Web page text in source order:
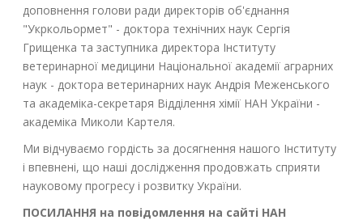
доповнення голови ради директорів об'єднання
"Укркольормет" - доктора технічних наук Сергія
Грищенка та заступника директора Інституту
ветеринарної медицини Національної академії аграрних
наук - доктора ветеринарних наук Андрія Меженського
та академіка-секретаря Відділення хімії НАН України -
академіка Миколи Картеля.
Ми відчуваємо гордість за досягнення нашого Інституту
і впевнені, що наші дослідження продовжать сприяти
науковому прогресу і розвитку України.
ПОСИЛАННЯ на повідомлення на сайті НАН